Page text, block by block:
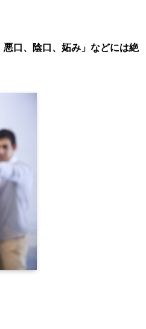
口、陰口、妬み」などには絶